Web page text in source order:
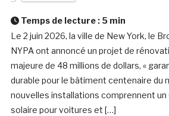
Temps de lecture : 5 min
Le 2 juin 2026, la ville de New York, le
NYPA ont annoncé un projet de
majeure de 48 millions de dollars, «
durable pour le bâtiment centenaire du
nouvelles installations comprennent
solaire pour voitures et […]